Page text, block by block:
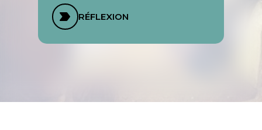
RÉFLEXION